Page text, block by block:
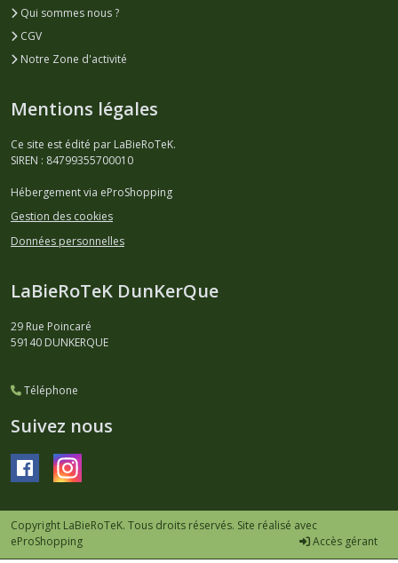
Qui sommes nous ?
CGV
Notre Zone d'activité
Mentions légales
Ce site est édité par LaBieRoTeK.
SIREN : 84799355700010
Hébergement via eProShopping
Gestion des cookies
Données personnelles
LaBieRoTeK DunKerQue
29 Rue Poincaré
59140 DUNKERQUE
Téléphone
Suivez nous
Copyright LaBieRoTeK. Tous droits réservés. Site réalisé avec
eProShopping
Accès gérant